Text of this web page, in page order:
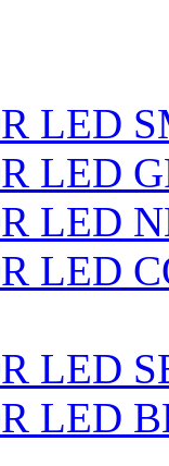
LED
LED
LED
LED
LED
LED